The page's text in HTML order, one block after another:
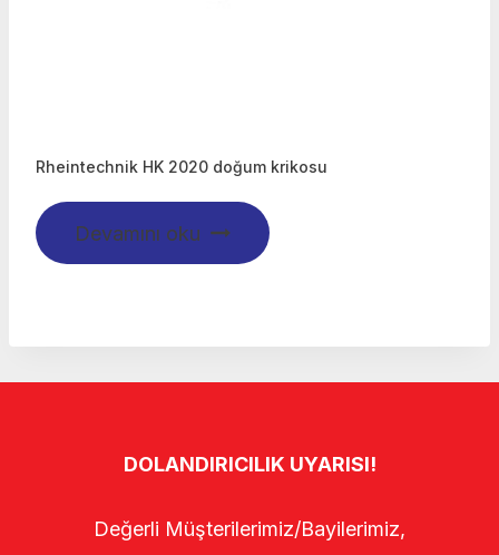
Rheintechnik HK 2020 doğum krikosu
Devamını oku
DOLANDIRICILIK UYARISI!
Değerli Müşterilerimiz/Bayilerimiz,